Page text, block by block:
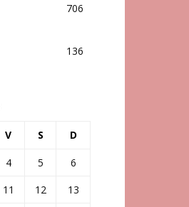
706
136
V S D
4 5
6
11 12
13